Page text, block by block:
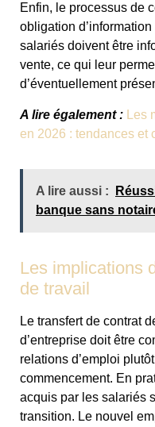
Enfin, le processus de
obligation
salariés doivent être
vente, ce qui leur
d’éventuellement
A lire également :
en 2026 : tendances et
A lire aussi :
banque sans
Les implications
de travail
Le transfert de contrat
d’entreprise doit être
relations d’emploi
commencement. En
acquis par les salariés
transition. Le nouvel